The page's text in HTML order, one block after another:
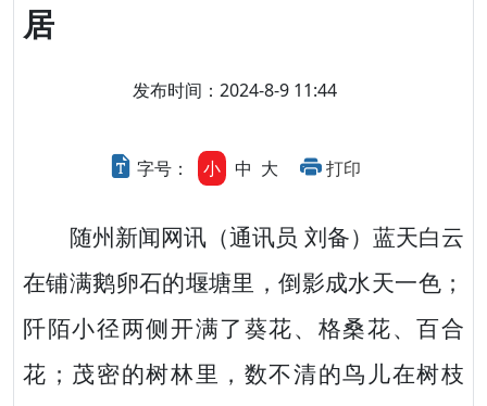
居
发布时间：2024-8-9 11:44
字号： 小 中 大 打印
随州新闻网讯（通讯员 刘备）蓝天白云
在铺满鹅卵石的堰塘里，倒影成水天一色；
阡陌小径两侧开满了葵花、格桑花、百合
花；茂密的树林里，数不清的鸟儿在树枝